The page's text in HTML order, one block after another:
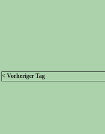
< Vorheriger Tag